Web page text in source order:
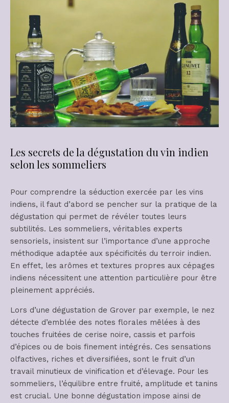
Les secrets de la dégustation du vin indien
selon les sommeliers
Pour comprendre la séduction exercée par les vins
indiens, il faut d’abord se pencher sur la pratique de la
dégustation qui permet de révéler toutes leurs
subtilités. Les sommeliers, véritables experts
sensoriels, insistent sur l’importance d’une approche
méthodique adaptée aux spécificités du terroir indien.
En effet, les arômes et textures propres aux cépages
indiens nécessitent une attention particulière pour être
pleinement appréciés.
Lors d’une dégustation de Grover par exemple, le nez
détecte d’emblée des notes florales mêlées à des
touches fruitées de cerise noire, cassis et parfois
d’épices ou de bois finement intégrés. Ces sensations
olfactives, riches et diversifiées, sont le fruit d’un
travail minutieux de vinification et d’élevage. Pour les
sommeliers, l’équilibre entre fruité, amplitude et tanins
est crucial. Une bonne dégustation impose ainsi de